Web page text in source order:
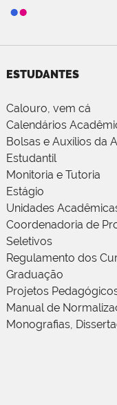
ESTUDANTES
Calouro, vem cá
Calendários
Bolsas e Auxílios da
Estudantil
Monitoria e Tutoria
Estágio
Unidades
Coordenadoria de
Seletivos
Regulamento dos
Graduação
Projetos
Manual de
Monografias,